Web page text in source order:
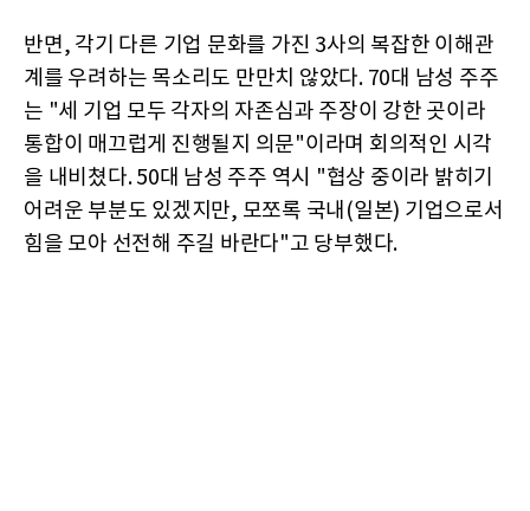
반면, 각기 다른 기업 문화를 가진 3사의 복잡한 이해관
계를 우려하는 목소리도 만만치 않았다. 70대 남성 주주
는 "세 기업 모두 각자의 자존심과 주장이 강한 곳이라
통합이 매끄럽게 진행될지 의문"이라며 회의적인 시각
을 내비쳤다. 50대 남성 주주 역시 "협상 중이라 밝히기
어려운 부분도 있겠지만, 모쪼록 국내(일본) 기업으로서
힘을 모아 선전해 주길 바란다"고 당부했다.